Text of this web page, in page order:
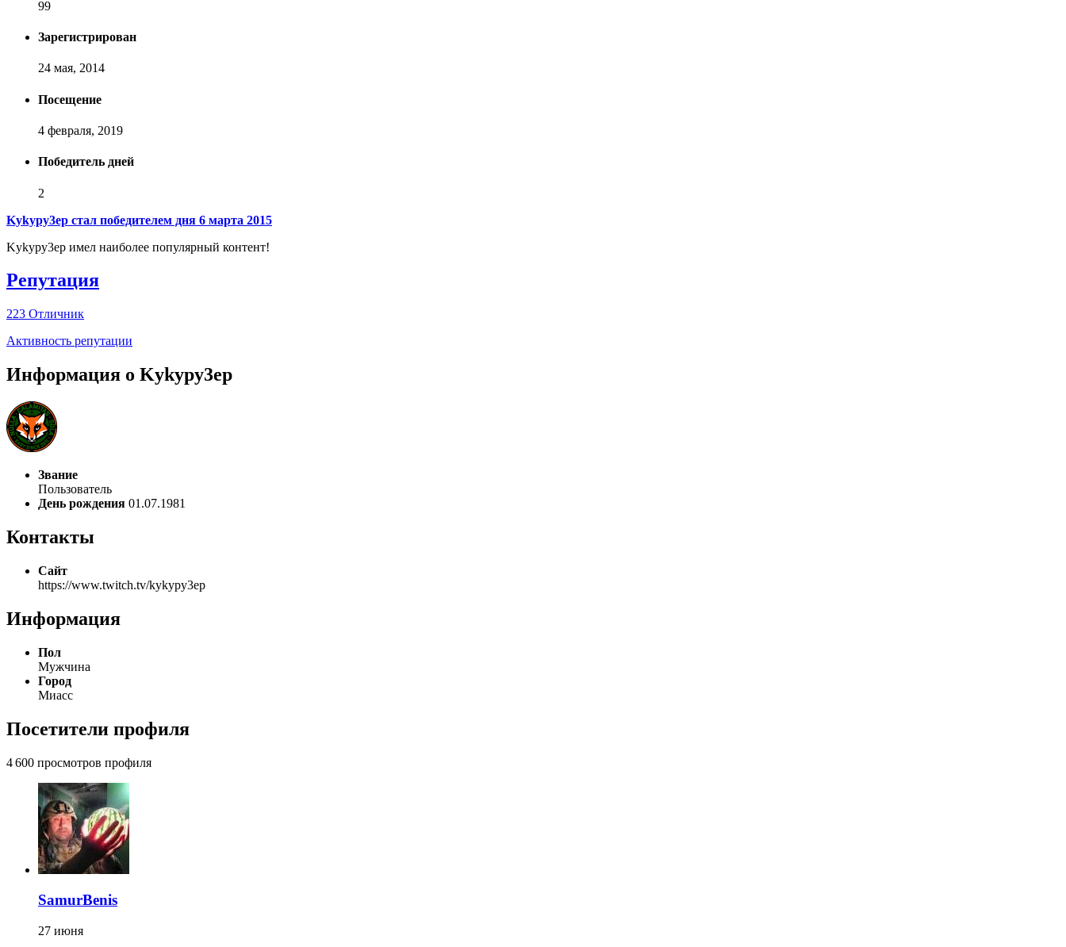
99
Зарегистрирован
24 мая, 2014
Посещение
4 февраля, 2019
Победитель дней
2
Kykypy3ep стал победителем дня 6 марта 2015
Kykypy3ep имел наиболее популярный контент!
Репутация
223 Отличник
Активность репутации
Информация о Kykypy3ep
Звание
Пользователь
День рождения 01.07.1981
Контакты
Сайт
https://www.twitch.tv/kykypy3ep
Информация
Пол
Мужчина
Город
Миасс
Посетители профиля
4 600 просмотров профиля
SamurBenis
27 июня